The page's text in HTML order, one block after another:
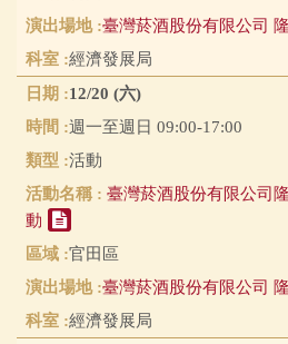
臺灣菸酒股份有限公司
經濟發展局
12/20 (六)
週一至週日 09:00-17:00
活動
臺灣菸酒股份有限公司
動
官田區
臺灣菸酒股份有限公司
經濟發展局